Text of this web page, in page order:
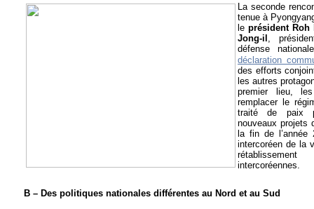
La seconde
tenue à
le président Roh
Jong-il
,
défense
déclaration
des efforts
les autres
premier lieu,
remplacer le
traité de paix
nouveaux projets
la fin de l’année
intercoréen de la
intercoréennes.
B – Des politiques nationales différentes au Nord et au Sud